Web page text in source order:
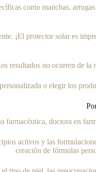
como manchas,
¡El protector solar es
resultados no ocurren de
o elegir los
doctora en
activos y las
creación de fórmulas